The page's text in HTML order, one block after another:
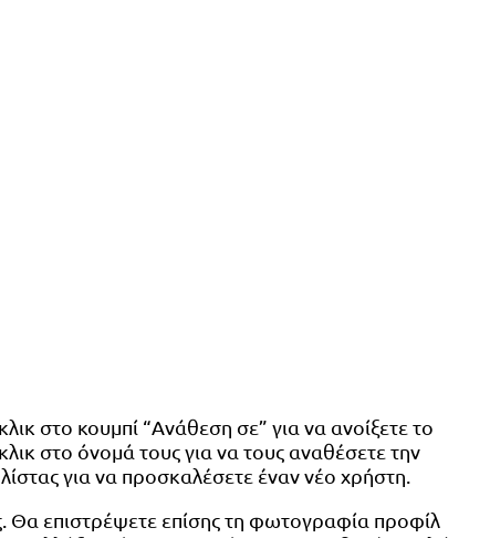
στο κουμπί “Ανάθεση σε” για να ανοίξετε το
στο όνομά τους για να τους αναθέσετε την
για να προσκαλέσετε έναν νέο χρήστη.
Θα επιστρέψετε επίσης τη φωτογραφία προφίλ